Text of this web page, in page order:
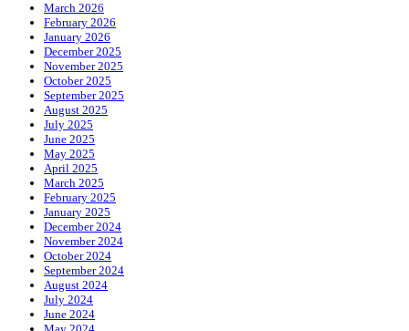
March 2026
February 2026
January 2026
December 2025
November 2025
October 2025
September 2025
August 2025
July 2025
June 2025
May 2025
April 2025
March 2025
February 2025
January 2025
December 2024
November 2024
October 2024
September 2024
August 2024
July 2024
June 2024